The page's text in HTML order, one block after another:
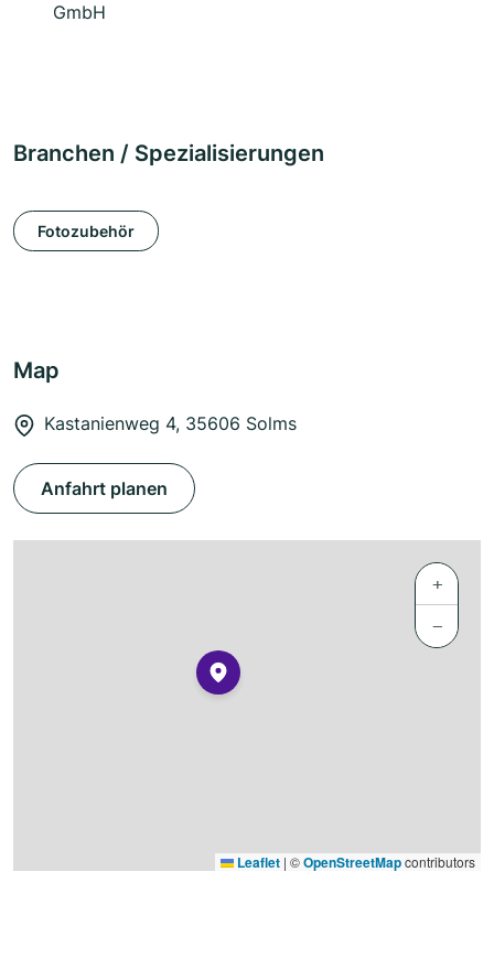
GmbH
Branchen / Spezialisierungen
Fotozubehör
Map
Kastanienweg 4, 35606 Solms
Anfahrt planen
+
−
Leaflet | ©OpenStreetMapcontributors